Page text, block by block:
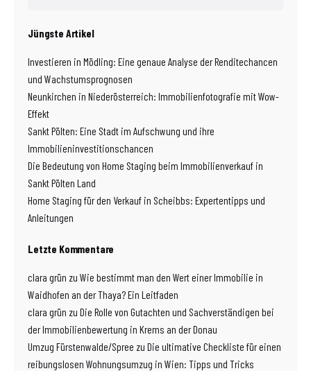
Jüngste Artikel
Investieren in Mödling: Eine genaue Analyse der Renditechancen
und Wachstumsprognosen
Neunkirchen in Niederösterreich: Immobilienfotografie mit Wow-
Effekt
Sankt Pölten: Eine Stadt im Aufschwung und ihre
Immobilieninvestitionschancen
Die Bedeutung von Home Staging beim Immobilienverkauf in
Sankt Pölten Land
Home Staging für den Verkauf in Scheibbs: Expertentipps und
Anleitungen
Letzte Kommentare
clara grün zu Wie bestimmt man den Wert einer Immobilie in
Waidhofen an der Thaya? Ein Leitfaden
clara grün zu Die Rolle von Gutachten und Sachverständigen bei
der Immobilienbewertung in Krems an der Donau
Umzug Fürstenwalde/Spree zu Die ultimative Checkliste für einen
reibungslosen Wohnungsumzug in Wien: Tipps und Tricks